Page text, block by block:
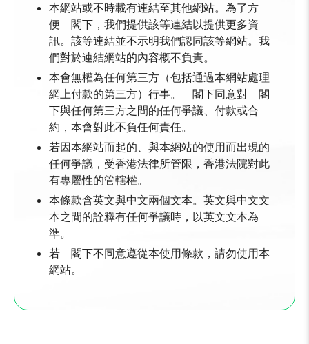
本網站或不時載有連結至其他網站。為了方
便 閣下，我們提供該等連結以提供更多資
訊。該等連結並不示明我們認同該等網站。我
們對於連結網站的內容概不負責。
本會無權為任何第三方（包括通過本網站處理
網上付款的第三方）行事。 閣下同意對 閣
下與任何第三方之間的任何爭議、付款或合
約，本會對此不負任何責任。
若因本網站而起的、與本網站的使用而出現的
任何爭議，受香港法律所管限，香港法院對此
有專屬性的管轄權。
本條款含英文與中文兩個文本。英文與中文文
本之間的詮釋有任何爭議時，以英文文本為
準。
若 閣下不同意遵從本使用條款，請勿使用本
網站。